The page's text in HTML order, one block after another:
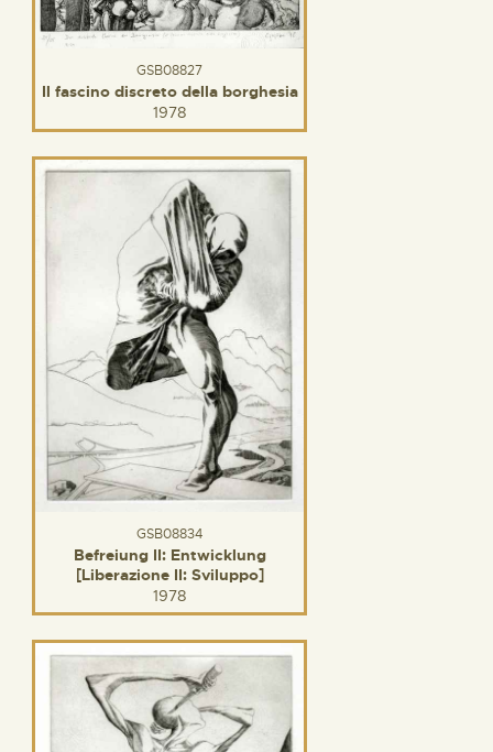
GSB08827
Il fascino discreto della borghesia
1978
GSB08834
Befreiung II: Entwicklung
[Liberazione II: Sviluppo]
1978